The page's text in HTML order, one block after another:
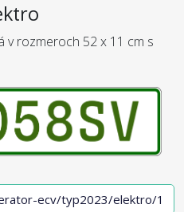
v rozmeroch 52 x 11 cm s